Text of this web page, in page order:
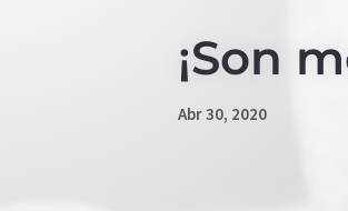
¡Son
Abr 30, 2020